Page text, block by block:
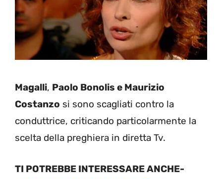
Magalli, Paolo Bonolis e Maurizio
Costanzo si sono scagliati contro la
conduttrice, criticando particolarmente la
scelta della preghiera in diretta Tv.
TI POTREBBE INTERESSARE ANCHE-